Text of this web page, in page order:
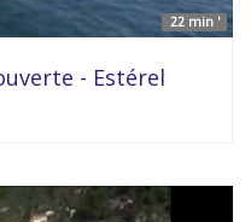
22 min '
- Estérel